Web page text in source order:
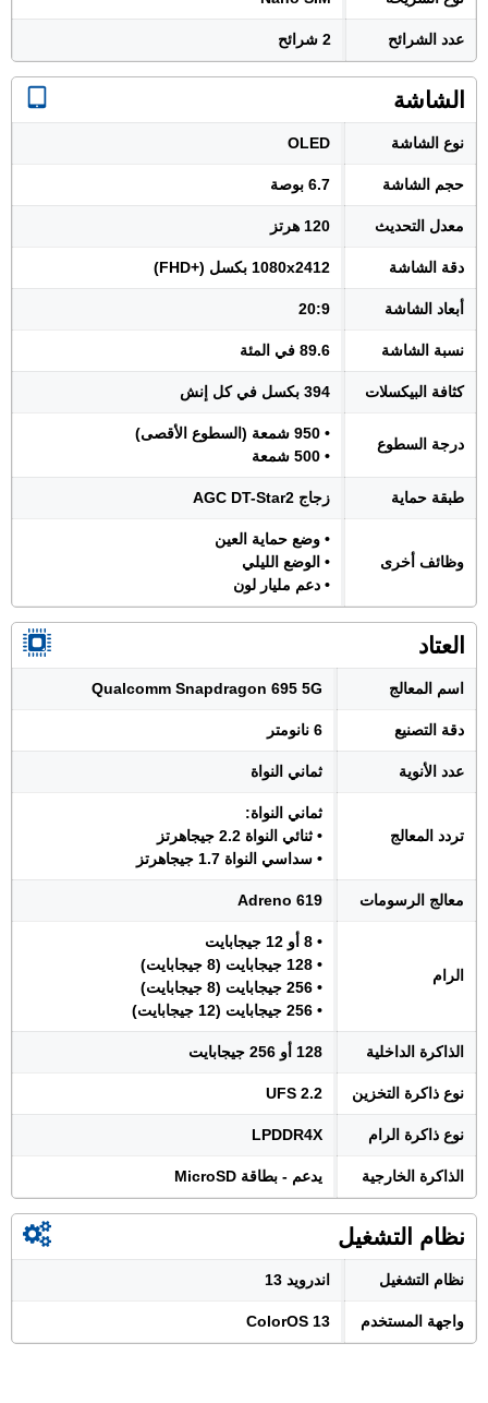
عدد الشرائح 2 شرائح
الشاشة
نوع الشاشة OLED
حجم الشاشة 6.7 بوصة
معدل التحديث 120 هرتز
دقة الشاشة 1080x2412 بكسل (+FHD)
أبعاد الشاشة 20:9
نسبة الشاشة 89.6 في المئة
كثافة البيكسلات 394 بكسل في كل إنش
درجة السطوع
• 950 شمعة (السطوع الأقصى)
• 500 شمعة
طبقة حماية زجاج AGC DT-Star2
وظائف أخرى
• وضع حماية العين
• الوضع الليلي
• دعم مليار لون
العتاد
اسم المعالج Qualcomm Snapdragon 695 5G
دقة التصنيع 6 نانومتر
عدد الأنوية ثماني النواة
تردد المعالج
ثماني النواة:
• ثنائي النواة 2.2 جيجاهرتز
• سداسي النواة 1.7 جيجاهرتز
معالج الرسومات Adreno 619
الرام
• 8 أو 12 جيجابايت
• 128 جيجابايت (8 جيجابايت)
• 256 جيجابايت (8 جيجابايت)
• 256 جيجابايت (12 جيجابايت)
الذاكرة الداخلية 128 أو 256 جيجابايت
نوع ذاكرة التخزين UFS 2.2
نوع ذاكرة الرام LPDDR4X
الذاكرة الخارجية يدعم - بطاقة MicroSD
نظام التشغيل
نظام التشغيل اندرويد 13
واجهة المستخدم ColorOS 13